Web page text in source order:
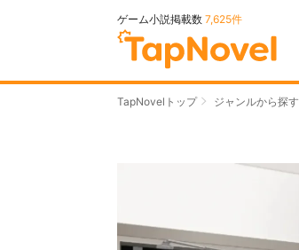
ゲーム小説掲載数 7,625件
TapNovelトップ ジャンルから探す